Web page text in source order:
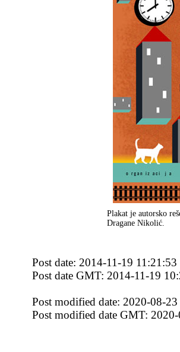
Plakat je autorsko
Dragane Nikolić.
Post date: 2014-11-19 11:21:53
Post date GMT: 2014-11-19
Post modified date: 2020-08-
Post modified date GMT: